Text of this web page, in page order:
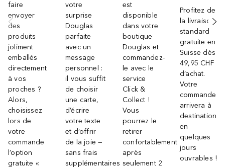
faire
envoyer
des
produits
joliment
emballés
directement
à vos
proches ?
Alors,
choisissez
lors de
votre
commande
l’option
gratuite «
votre
surprise
Douglas
parfaite
avec un
message
personnel :
il vous suffit
de choisir
une carte,
d’écrire
votre texte
et d’offrir
de la joie —
sans frais
supplémentaires
est
disponible
dans votre
boutique
Douglas et
commandez-
le avec le
service
Click &
Collect !
Vous
pourrez le
retirer
confortablement
après
seulement 2
Profitez de
la livraison
standard
gratuite en
Suisse dès
49,95 CHF
d’achat.
Votre
commande
arrivera à
destination
en
quelques
jours
ouvrables !